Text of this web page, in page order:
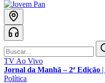
TV Ao Vivo
Jornal da Manhã – 2ª Edição |
Política